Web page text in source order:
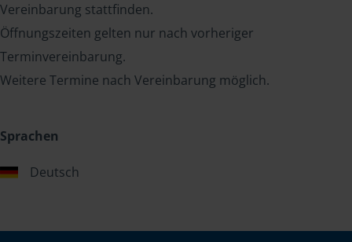
Vereinbarung stattfinden.
Öffnungszeiten gelten nur nach vorheriger
Terminvereinbarung.
Weitere Termine nach Vereinbarung möglich.
Sprachen
Deutsch